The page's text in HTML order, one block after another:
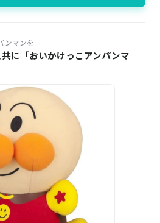
ンマンを
に「おいかけっこアンパンマ